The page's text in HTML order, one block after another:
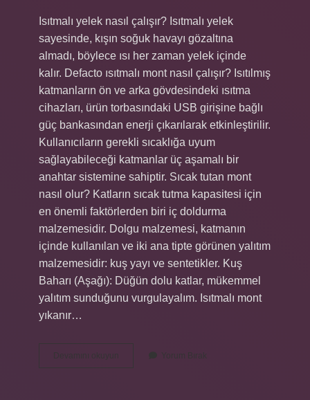
Isıtmalı yelek nasıl çalışır? Isıtmalı yelek
sayesinde, kışın soğuk havayı gözaltına
almadı, böylece ısı her zaman yelek içinde
kalır. Defacto ısıtmalı mont nasıl çalışır? Isıtılmış
katmanların ön ve arka gövdesindeki ısıtma
cihazları, ürün torbasındaki USB girişine bağlı
güç bankasından enerji çıkarılarak etkinleştirilir.
Kullanıcıların gerekli sıcaklığa uyum
sağlayabileceği katmanlar üç aşamalı bir
anahtar sistemine sahiptir. Sıcak tutan mont
nasıl olur? Katların sıcak tutma kapasitesi için
en önemli faktörlerden biri iç doldurma
malzemesidir. Dolgu malzemesi, katmanın
içinde kullanılan ve iki ana tipte görünen yalıtım
malzemesidir: kuş yayı ve sentetikler. Kuş
Baharı (Aşağı): Düğün dolu katlar, mükemmel
yalıtım sunduğunu vurgulayalım. Isıtmalı mont
yıkanır…
Devamını okuyun
Mont
Yorum Bırak